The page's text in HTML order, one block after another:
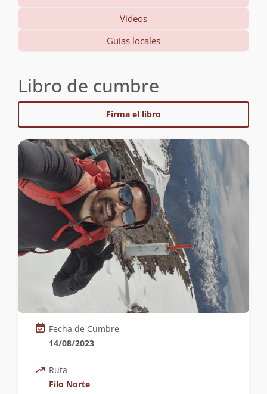
Videos
Guías locales
Libro de cumbre
Firma el libro
Fecha de Cumbre
14/08/2023
Ruta
Filo Norte